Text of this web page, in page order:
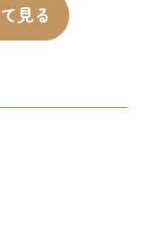
見る